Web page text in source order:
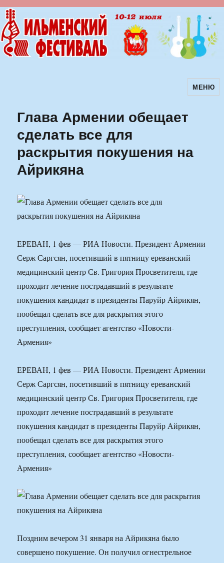
Ильменский фестиваль авторскойМЕНЮ
Глава Армении обещает
сделать все для
раскрытия покушения на
Айрикяна
ЕРЕВАН, 1 фев — РИА Новости. Президент Армении
Серж Саргсян, посетивший в пятницу ереванский
медицинский центр Св. Григория Просветителя, где
проходит лечение пострадавший в результате
покушения кандидат в президенты Паруйр Айрикян,
пообещал сделать все для раскрытия этого
преступления, сообщает агентство «Новости-
Армения»
ЕРЕВАН, 1 фев — РИА Новости. Президент Армении
Серж Саргсян, посетивший в пятницу ереванский
медицинский центр Св. Григория Просветителя, где
проходит лечение пострадавший в результате
покушения кандидат в президенты Паруйр Айрикян,
пообещал сделать все для раскрытия этого
преступления, сообщает агентство «Новости-
Армения»
Поздним вечером 31 января на Айрикяна было
совершено покушение. Он получил огнестрельное